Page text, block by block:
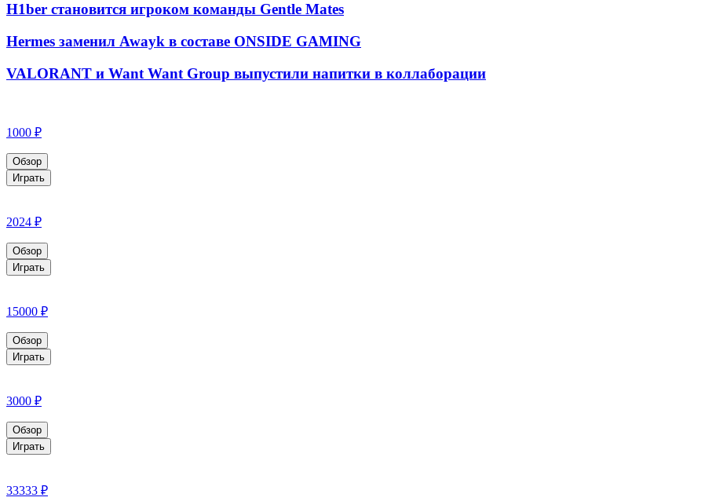
H1ber становится игроком команды Gentle Mates
Hermes заменил Awayk в составе ONSIDE GAMING
VALORANT и Want Want Group выпустили напитки в коллаборации
1000 ₽
Обзор
Играть
2024 ₽
Обзор
Играть
15000 ₽
Обзор
Играть
3000 ₽
Обзор
Играть
33333 ₽